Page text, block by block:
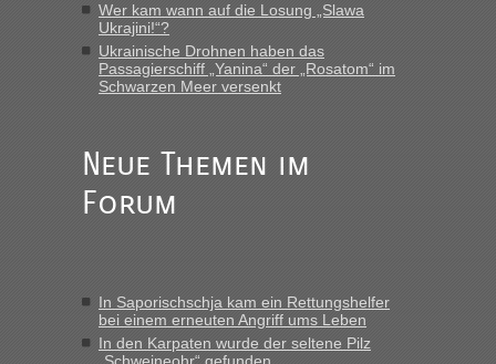
gebrauchter Kleidung beim Zoll
„Vielen Dank, mit einem Briefchen meiner Frau im Gepäck
gab es keine Probleme“
fast 11 Milliarden aufgedeckt
„Am besten wäre natürlich, wenn die Frau mit dabei ist.
Alleinreisende Männer stehen schließlich immer unter
Milliarden aufgedeckt
„Kein Zoll. Du musst an sich nur sagen dass das privat ist
Wer kam wann auf die Losung „Slawa
Ukrajini!“?
Ukrainische Drohnen haben das
Passagierschiff „Yanina“ der „Rosatom“ im
Schwarzen Meer versenkt
Neue Themen im
Forum
In Saporischschja kam ein Rettungshelfer
bei einem erneuten Angriff ums Leben
In den Karpaten wurde der seltene Pilz